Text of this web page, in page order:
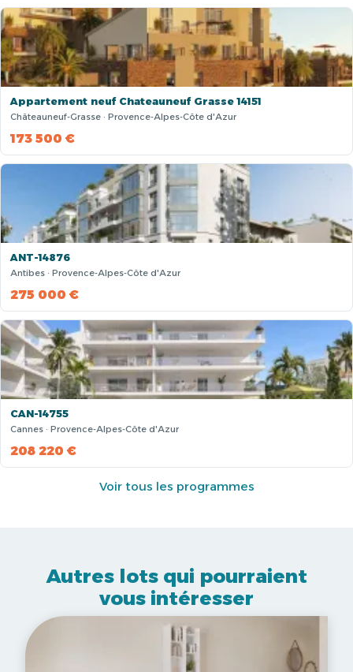
Appartement neuf Chateauneuf Grasse 14151
Châteauneuf-Grasse · Provence-Alpes-Côte d'Azur
173 500 €
ANT-14876
Antibes · Provence-Alpes-Côte d'Azur
275 000 €
CAN-14755
Cannes · Provence-Alpes-Côte d'Azur
208 220 €
Voir tous les programmes
Autres lots qui pourraient
vous intéresser